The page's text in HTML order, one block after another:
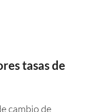
tasas de
cambio de